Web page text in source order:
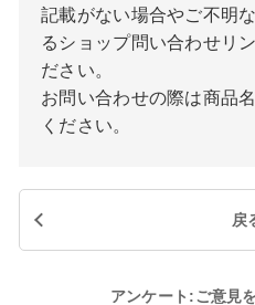
記載がない場合やご不明
るショップ問い合わせリ
ださい。
お問い合わせの際は商品
ください。
戻
アンケート:ご意見